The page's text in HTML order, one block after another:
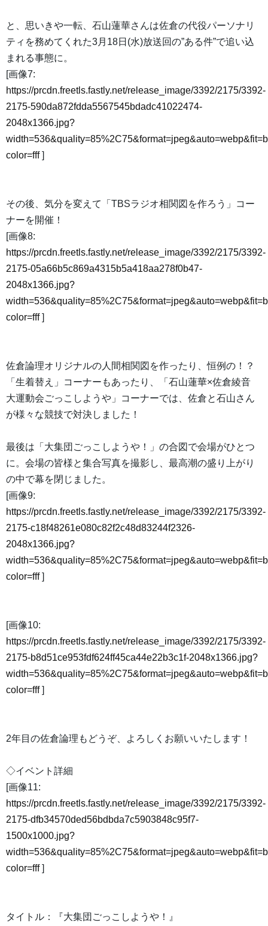
と、思いきや一転、石山蓮華さんは佐倉の代役パーソナリ
ティを務めてくれた3月18日(水)放送回の”ある件”で追い込
まれる事態に。
[画像7:
https://prcdn.freetls.fastly.net/release_image/3392/2175/3392-
2175-590da872fdda5567545bdadc41022474-
2048x1366.jpg?
color=fff]
その後、気分を変えて「TBSラジオ相関図を作ろう」コー
ナーを開催！
[画像8:
https://prcdn.freetls.fastly.net/release_image/3392/2175/3392-
2175-05a66b5c869a4315b5a418aa278f0b47-
2048x1366.jpg?
color=fff]
佐倉論理オリジナルの人間相関図を作ったり、恒例の！？
「生着替え」コーナーもあったり、「石山蓮華×佐倉綾音
大運動会ごっこしようや」コーナーでは、佐倉と石山さん
が様々な競技で対決しました！
最後は「大集団ごっこしようや！」の合図で会場がひとつ
に。会場の皆様と集合写真を撮影し、最高潮の盛り上がり
の中で幕を閉じました。
[画像9:
https://prcdn.freetls.fastly.net/release_image/3392/2175/3392-
2175-c18f48261e080c82f2c48d83244f2326-
2048x1366.jpg?
color=fff]
[画像10:
https://prcdn.freetls.fastly.net/release_image/3392/2175/3392-
2175-b8d51ce953fdf624ff45ca44e22b3c1f-2048x1366.jpg?
color=fff]
2年目の佐倉論理もどうぞ、よろしくお願いいたします！
◇イベント詳細
[画像11:
https://prcdn.freetls.fastly.net/release_image/3392/2175/3392-
2175-dfb34570ded56bdbda7c5903848c95f7-
1500x1000.jpg?
color=fff]
タイトル：『大集団ごっこしようや！』